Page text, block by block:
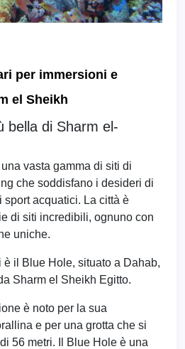
per immersioni e
el Sheikh
bella di Sharm el-
vasta gamma di siti di
che soddisfano i desideri di
acquatici. La città è
di siti incredibili, ognuno con
uniche.
il Blue Hole, situato a Dahab,
Sharm el Sheikh Egitto.
è noto per la sua
e per una grotta che si
56 metri. Il Blue Hole è una